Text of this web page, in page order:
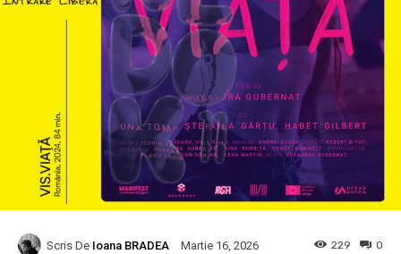
Scris De Ioana BRADEA Martie 16, 2026 0
229